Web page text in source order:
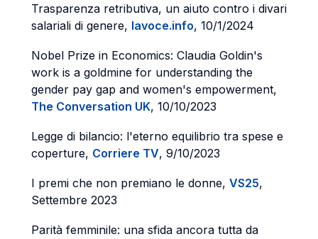
Trasparenza retributiva, un aiuto contro i divari
salariali di genere, lavoce.info, 10/1/2024
Nobel Prize in Economics: Claudia Goldin's
work is a goldmine for understanding the
gender pay gap and women's empowerment,
The Conversation UK, 10/10/2023
Legge di bilancio: l'eterno equilibrio tra spese e
coperture, Corriere TV, 9/10/2023
I premi che non premiano le donne, VS25,
Settembre 2023
Parità femminile: una sfida ancora tutta da